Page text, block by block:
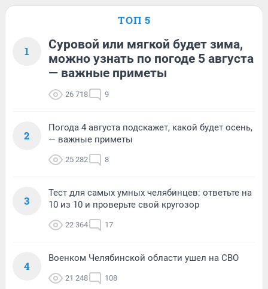
ТОП 5
1
Суровой или мягкой будет зима,
можно узнать по погоде 5 августа
— важные приметы
26 718 9
2
Погода 4 августа подскажет, какой будет осень,
— важные приметы
25 282 8
3
Тест для самых умных челябинцев: ответьте на
10 из 10 и проверьте свой кругозор
22 364 17
4
Военком Челябинской области ушел на СВО
21 248 108